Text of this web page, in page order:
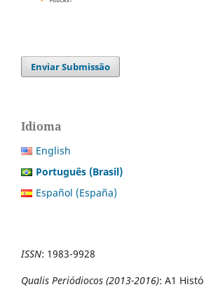
Enviar Submissão
Idioma
English
Português (Brasil)
Español (España)
ISSN: 1983-9928
Qualis Periódiocos (2013-2016): A1